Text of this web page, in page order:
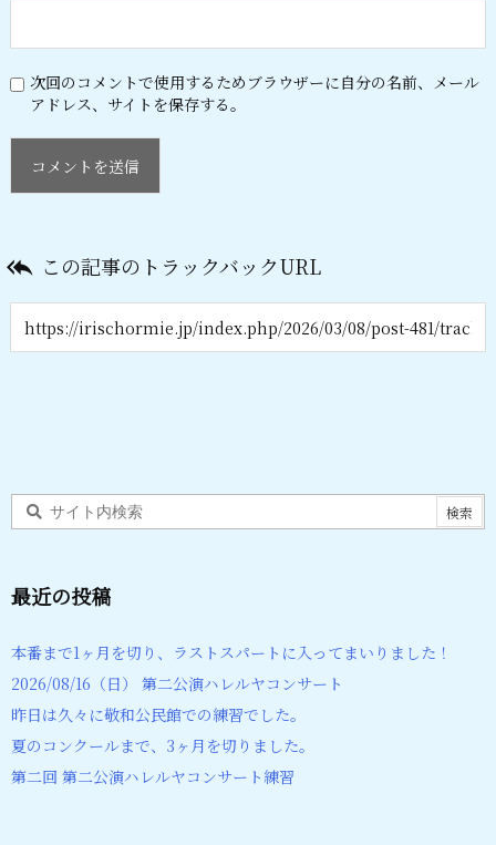
次回のコメントで使用するためブラウザーに自分の名前、メール
アドレス、サイトを保存する。
 この記事のトラックバックURL
最近の投稿
本番まで1ヶ月を切り、ラストスパートに入ってまいりました！
2026/08/16（日） 第二公演ハレルヤコンサート
昨日は久々に敬和公民館での練習でした。
夏のコンクールまで、3ヶ月を切りました。
第二回 第二公演ハレルヤコンサート練習